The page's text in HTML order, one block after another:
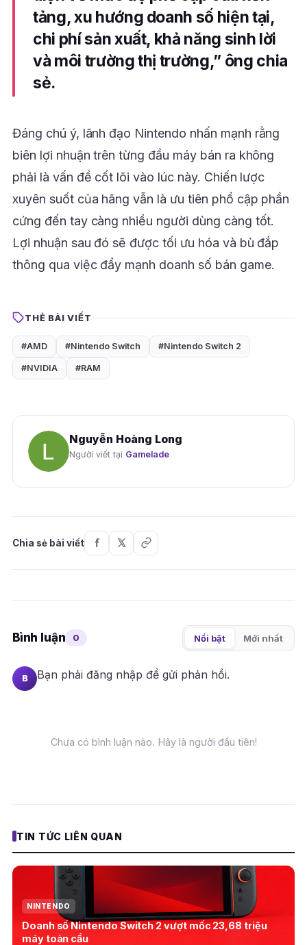
tảng, xu hướng doanh số hiện tại,
chi phí sản xuất, khả năng sinh lời
và môi trường thị trường,” ông chia
sẻ.
Đáng chú ý, lãnh đạo Nintendo nhấn mạnh rằng
biên lợi nhuận trên từng đầu máy bán ra không
phải là vấn đề cốt lõi vào lúc này. Chiến lược
xuyên suốt của hãng vẫn là ưu tiên phổ cập phần
cứng đến tay càng nhiều người dùng càng tốt.
Lợi nhuận sau đó sẽ được tối ưu hóa và bù đắp
thông qua việc đẩy mạnh doanh số bán game.
THẺ BÀI VIẾT
#AMD #Nintendo Switch #Nintendo Switch 2
#NVIDIA #RAM
Nguyễn Hoàng Long
Người viết tại Gamelade
Chia sẻ bài viết
Bình luận 0 Nổi bật Mới nhất
B Bạn phải đăng nhập để gửi phản hồi.
Chưa có bình luận nào. Hãy là người đầu tiên!
TIN TỨC LIÊN QUAN
NINTENDO
Doanh số Nintendo Switch 2 vượt mốc 23,68 triệu
máy toàn cầu